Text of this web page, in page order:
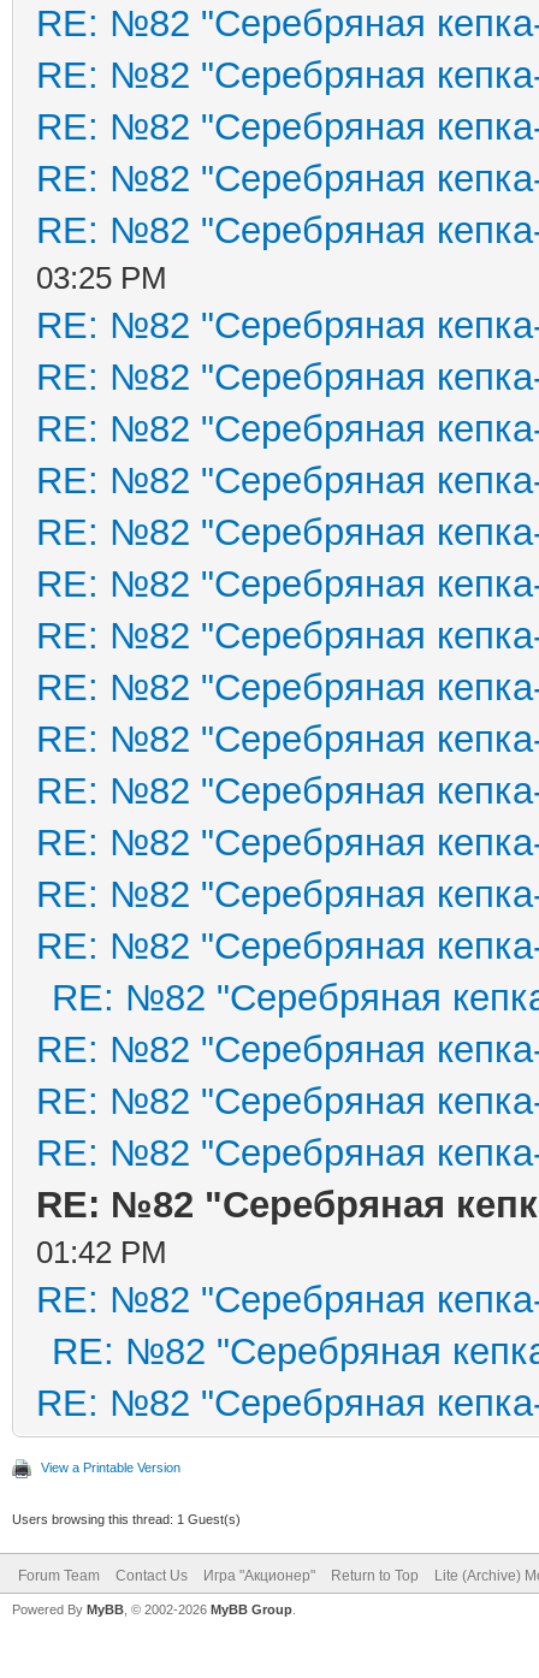
RE: №82 "Серебряная
RE: №82 "Серебряная
RE: №82 "Серебряная
RE: №82 "Серебряная
RE: №82 "Серебряная
03:25 PM
RE: №82 "Серебряная
RE: №82 "Серебряная
RE: №82 "Серебряная
RE: №82 "Серебряная
RE: №82 "Серебряная
RE: №82 "Серебряная
RE: №82 "Серебряная
RE: №82 "Серебряная
RE: №82 "Серебряная
RE: №82 "Серебряная
RE: №82 "Серебряная
RE: №82 "Серебряная
RE: №82 "Серебряная
RE: №82 "Серебряная
RE: №82 "Серебряная
RE: №82 "Серебряная
RE: №82 "Серебряная
RE: №82 "Серебряная
01:42 PM
RE: №82 "Серебряная
RE: №82 "Серебряная
RE: №82 "Серебряная
View a Printable Version
Users browsing this thread: 1 Guest(s)
Forum Team Contact Us Игра "Акционер" Return to Top Lite (Archive)
Powered By MyBB , © 2002-2026 MyBB Group